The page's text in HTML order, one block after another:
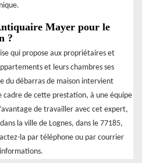
Mayer pour le
?
qui propose aux propriétaires et
et leurs chambres ses
du débarras de maison intervient
de cette prestation, à une équipe
de travailler avec cet expert,
la ville de Lognes, dans le 77185,
la par téléphone ou par courrier